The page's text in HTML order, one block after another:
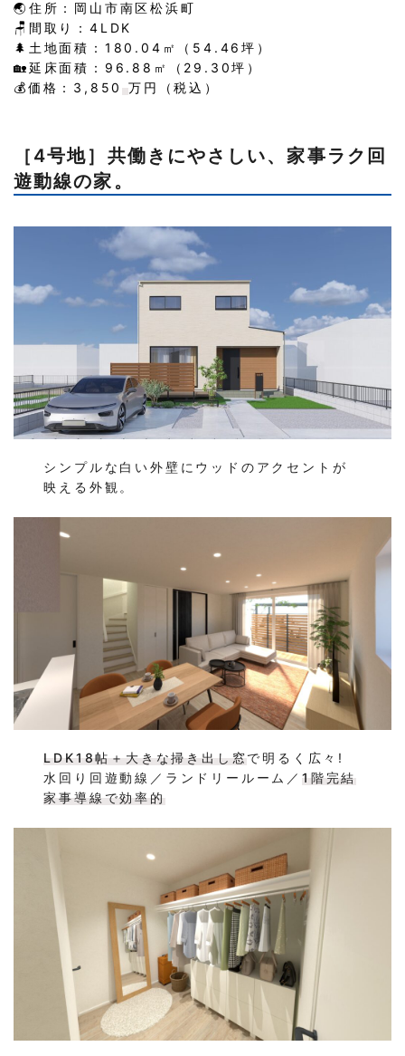
🌏住所：岡山市南区松浜町
🪑間取り：4LDK
🌲土地面積：180.04㎡（54.46坪）
🏡延床面積：96.88㎡（29.30坪）
💰価格：3,850 万円（税込）
［4号地］共働きにやさしい、家事ラク回
遊動線の家。
シンプルな白い外壁にウッドのアクセントが
映える外観。
LDK18帖＋大きな掃き出し窓で明るく広々!
水回り回遊動線／ランドリールーム／1階完結
家事導線で効率的